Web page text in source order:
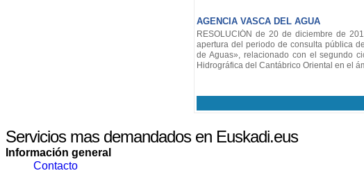
AGENCIA VASCA DEL AGUA
RESOLUCIÓN de 20 de diciembre de
apertura del periodo de consulta pública
de Aguas», relacionado con el segundo
Hidrográfica del Cantábrico Oriental en el
Servicios mas demandados en Euskadi.eus
Información general
Contacto